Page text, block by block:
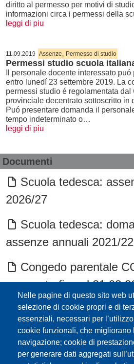
Nelle pagine di questo sito web
selezione di cookie propri e di
essenziali, necessari per
cookie funzionali, che migliorano
navigazione; cookie di
per generare dati aggregati
diritto al permesso per motivi di
informazioni circa i permessi della
leggi di piu
11.09.2019 Assenze, Permesso di studio
Permessi studio scuola
Il personale docente interessato
entro lunedí 23 settembre 2019. La
permessi studio é regolamentata dal
provinciale decentrato sottoscritto in
Puó presentare domanda il
tempo indeterminato o…
leggi di piu
Documenti
Scuola tedesca:
2026/27
Scuola tedesca:
assenze annuali 2021/22
Congedo parentale
prorogato fino al
Scuola tedesca: c.d.
assenze annuali 2025/26
COVID-19 - Lavoro